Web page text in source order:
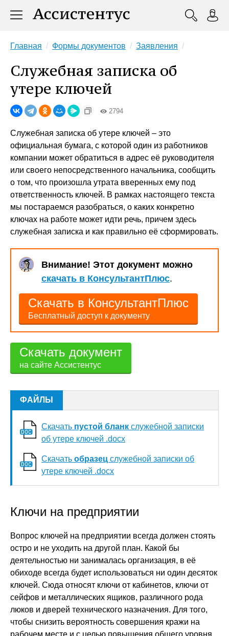
Главная Формы документов Заявления
Служебная записка об
утере ключей
2794
Служебная записка об утере ключей – это
официальная бумага, с которой один из работников
компании может обратиться в адрес её руководителя
или своего непосредственного начальника, сообщить
о том, что произошла утрата вверенных ему под
ответственность ключей. В рамках настоящего текста
мы постараемся разобраться, о каких конкретно
ключах на работе может идти речь, причем здесь
служебная записка и как правильно её сформировать.
Внимание! Этот документ можно
скачать в КонсультантПлюс.
Скачать в КонсультантПлюс
Бесплатный доступ к документу
Скачать документ
на сайте Ассистентус
ФАЙЛЫ
Скачать пустой бланк служебной записки
об утере ключей .docx
Скачать образец служебной записки об
утере ключей .docx
Ключи на предприятии
Вопрос ключей на предприятии всегда должен стоять
остро и не уходить на другой план. Какой бы
деятельностью ни занималась организация, в её
обиходе всегда будет использоваться ни один десяток
ключей. Сюда относят ключи от кабинетов, ключи от
сейфов и металлических ящиков, различного рода
люков и дверей технического назначения. Для того,
чтобы снизить вероятность совершения кражи на
рабочем месте и с целью повышения общего уровня